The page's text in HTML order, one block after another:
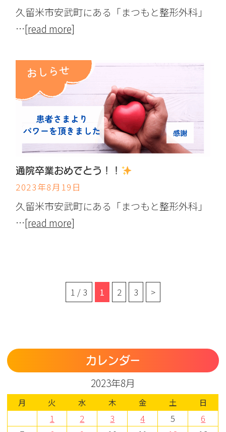
久留米市安武町にある「まつもと整形外科」
…[read more]
通院卒業おめでとう！！
2023年8月19日
久留米市安武町にある「まつもと整形外科」
…[read more]
1 / 3 1 2 3 >
カレンダー
2023年8月
月 火 水 木 金 土 日
1 2 3 4 5
6